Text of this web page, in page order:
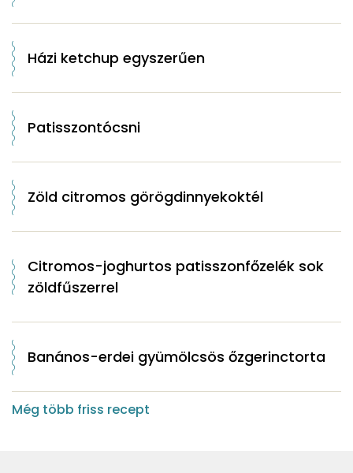
Házi ketchup egyszerűen
Patisszontócsni
Zöld citromos görögdinnyekoktél
Citromos-joghurtos patisszonfőzelék sok
zöldfűszerrel
Banános-erdei gyümölcsös őzgerinctorta
Még több friss recept